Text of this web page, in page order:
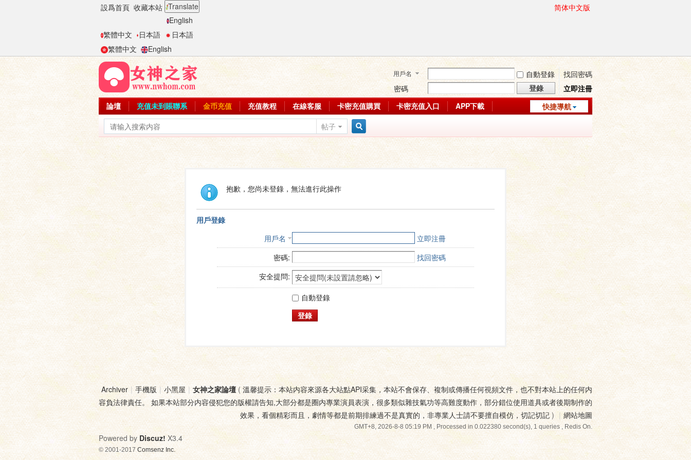
設爲首頁 收藏本站 Translate
English
繁體中文
日本語
日本語
繁體中文
English
简体中文版
用戶名 自動登錄
找回密碼
密碼
登錄
立即注冊
快捷導航
論壇 充值未到賬聯系 金币充值 充值教程 在線客服 卡密充值購買 卡密充值入口
APP下載
帖子
抱歉，您尚未登錄，無法進行此操作
用戶登錄
用戶名
立即注冊
密碼:
找回密碼
安全提問:
自動登錄
登錄
Archiver | 手機版 | 小黑屋 | 女神之家論壇( 溫馨提示：本站内容來源各大站點API采集，本站不會保存、複制或傳播任何視頻文件，也不對本站上的任何内
容負法律責任。 如果本站部分内容侵犯您的版權請告知,大部分都是圈内專業演員表演，很多類似雜技氣功等高難度動作，部分錯位使用道具或者後期制作的
效果，看個精彩而且，劇情等都是前期排練過不是真實的，非專業人士請不要擅自模仿，切記切記 ) | 網站地圖
GMT+8, 2026-8-8 05:19 PM, Processed in 0.022380 second(s), 1 queries , Redis On.
Powered by Discuz! X3.4
© 2001-2017 Comsenz Inc.